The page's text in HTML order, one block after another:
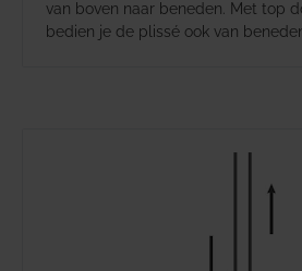
van boven naar beneden. Met top
bedien je de plissé ook van